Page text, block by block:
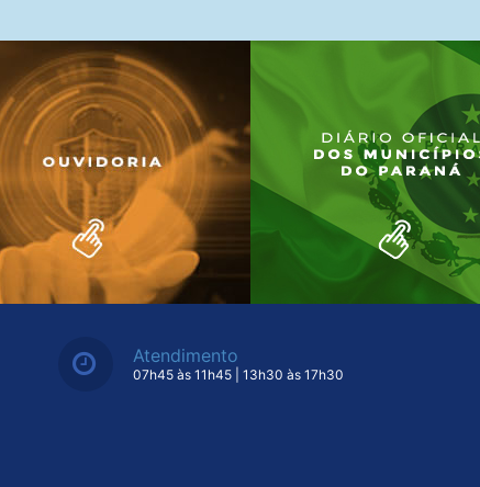
Atendimento
07h45 às 11h45 | 13h30 às 17h30